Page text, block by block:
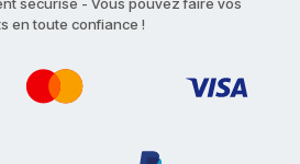
en toute confiance !